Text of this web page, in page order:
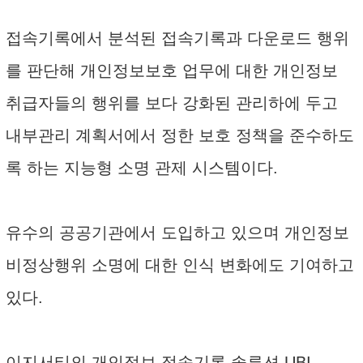
접속기록에서 분석된 접속기록과 다운로드 행위
를 판단해 개인정보보호 업무에 대한 개인정보
취급자들의 행위를 보다 강화된 관리하에 두고
내부관리 계획서에서 정한 보호 정책을 준수하도
록 하는 지능형 소명 관제 시스템이다.
유수의 공공기관에서 도입하고 있으며 개인정보
비정상행위 소명에 대한 인식 변화에도 기여하고
있다.